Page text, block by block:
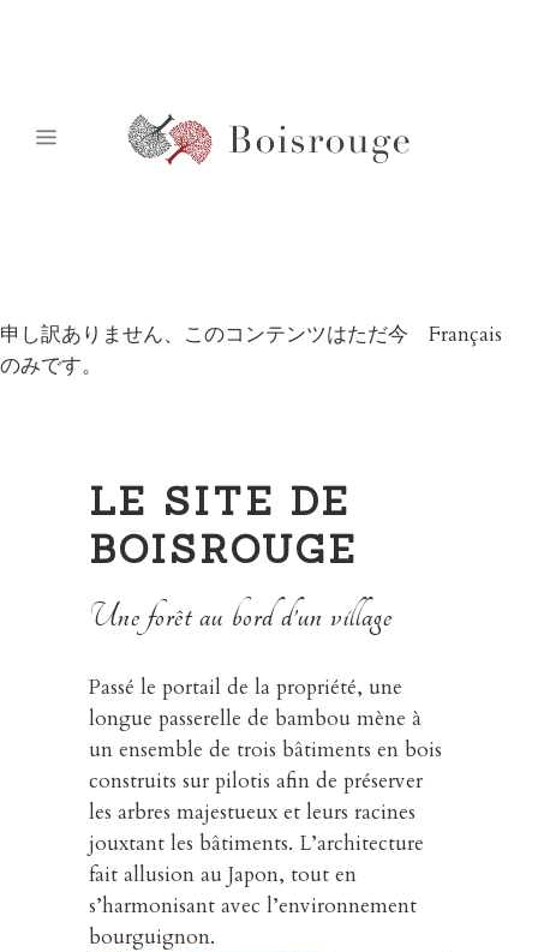
申し訳ありません、このコンテンツはただ今 Français
のみです。
LE SITE DE
BOISROUGE
Une forêt au bord d’un village
Passé le portail de la propriété, une
longue passerelle de bambou mène à
un ensemble de trois bâtiments en bois
construits sur pilotis afin de préserver
les arbres majestueux et leurs racines
jouxtant les bâtiments. L’architecture
fait allusion au Japon, tout en
s’harmonisant avec l’environnement
bourguignon.